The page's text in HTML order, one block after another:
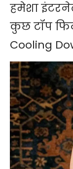
हमेशा
कुछ टॉप
Cooling